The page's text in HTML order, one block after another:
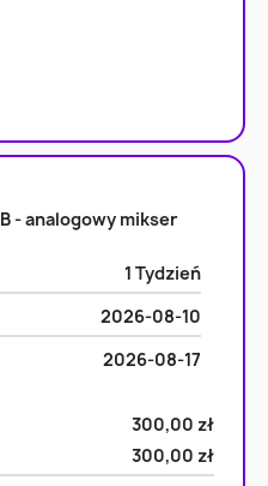
ilość
- analogowy mikser
1 Tydzień
2026-08-10
2026-08-17
300,00 zł
300,00 zł